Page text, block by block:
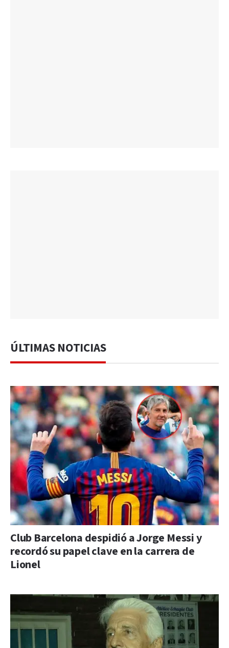
ÚLTIMAS NOTICIAS
Club Barcelona despidió a Jorge Messi y
recordó su papel clave en la carrera de
Lionel